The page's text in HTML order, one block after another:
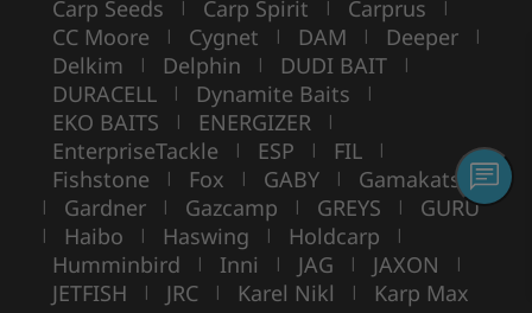
Carp Seeds | Carp Spirit | Carprus |
CC Moore | Cygnet | DAM | Deeper |
Delkim | Delphin | DUDI BAIT |
DURACELL | Dynamite Baits |
EKO BAITS | ENERGIZER |
EnterpriseTackle | ESP | FIL |
Fishstone | Fox | GABY | Gamakatsu
| Gardner | Gazcamp | GREYS | GURU
| Haibo | Haswing | Holdcarp |
Humminbird | Inni | JAG | JAXON |
JETFISH | JRC | Karel Nikl | Karp Max